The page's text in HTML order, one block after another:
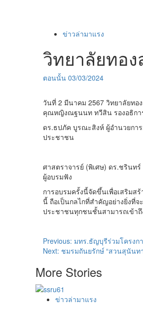
ข่าวล่ามาแรง
วิทยาลัยทอ
ตอนนั้น 03/03/2024
วันที่ 2 มีนาคม 2567 วิทยาลัยทอ
คุณหญิงณฐนนท ทวีสิน รองอธิกา
ดร.ธปภัค บูรณะสิงห์ ผู้อำนวยกา
ประชาชน
ศาสตราจารย์ (พิเศษ) ดร.ชรินท
ผู้อบรมฟัง
การอบรมครั้งนี้จัดขึ้นเพื่อเสริมส
นี้ ถือเป็นกลไกที่สำคัญอย่างยิ่งที่
ประชาชนทุกชนชั้นสามารถเข้า
Post
navigation
Previous: มทร.ธัญบุรีร่วมโครง
Next: ชมรมถันยรักษ์ “สวนสุนันท
More Stories
ข่าวล่ามาแรง